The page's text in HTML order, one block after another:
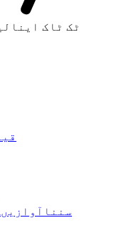
#1 ٹک ٹاک
سننا آوازیں